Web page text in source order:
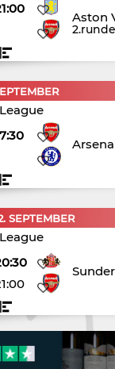
Aston
2.runde
SEPTEMBER